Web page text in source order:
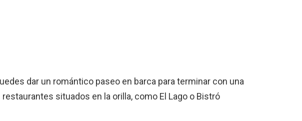
dar un romántico paseo en barca para terminar con una
situados en la orilla, como El Lago o Bistró